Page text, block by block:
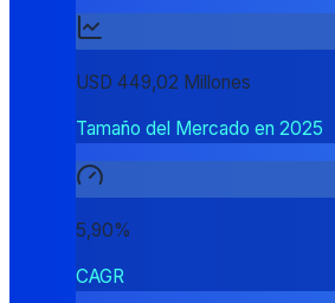
USD 449,02 Millones
Tamaño del Mercado en 2025
5,90%
CAGR